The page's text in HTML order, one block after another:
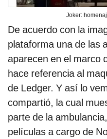
Joker:
De acuerdo con la
plataforma una de las
aparecen en el marco
hace referencia al
de Ledger. Y así lo
compartió, la cual
parte de la
películas a cargo de